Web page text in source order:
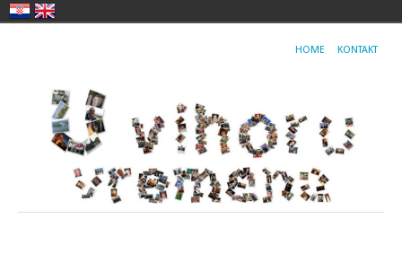
HOME KONTAKT